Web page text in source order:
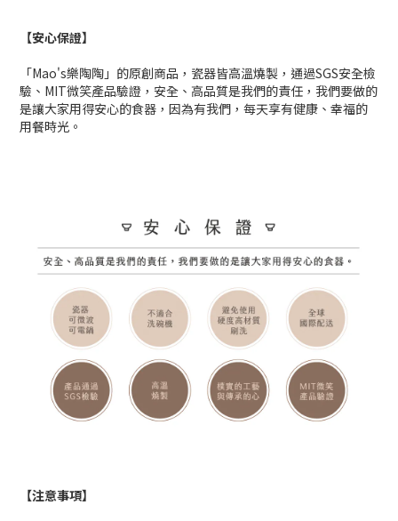
【安心保證】
「Mao's樂陶陶」的原創商品，瓷器皆高溫燒製，通過SGS安全檢
驗、MIT微笑產品驗證，安全、高品質是我們的責任，我們要做的
是讓大家用得安心的食器，因為有我們，每天享有健康、幸福的
用餐時光。
【注意事項】